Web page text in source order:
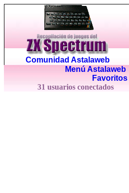
Comunidad Astalaweb
Menú Astalaweb|
Favoritos
31 usuarios conectados